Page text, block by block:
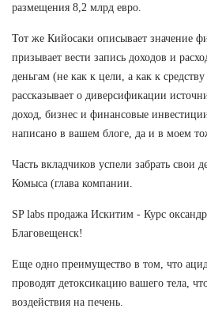
размещения 8,2 млрд евро.
Тот же Кийосаки описывает значение
призывает вести запись доходов и
деньгам (не как к цели, а как к
рассказывает о диверсификации
доход, бизнес и финансовые
написано в вашем блоге, да и в моем
Часть вкладчиков успели забрать свои
Комыса (глава компании.
SP labs продажа Искитим - Курс
Благовещенск!
Еще одно преимущество в том, что
проводят детоксикацию вашего тела,
воздействия на печень.